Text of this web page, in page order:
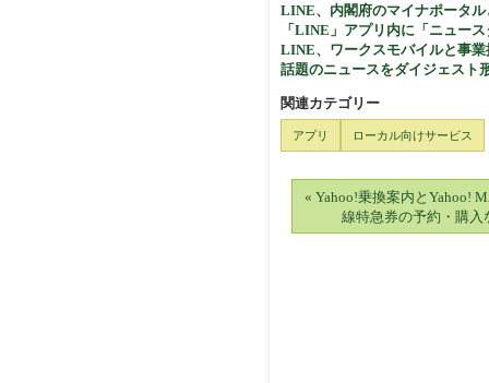
LINE、内閣府のマイナポータ
「LINE」アプリ内に「ニュー
LINE、ワークスモバイルと事
話題のニュースをダイジェスト
関連カテゴリー
アプリ ローカル向けサービス
« Yahoo!乗換案内とYahoo!
線特急券の予約・購入